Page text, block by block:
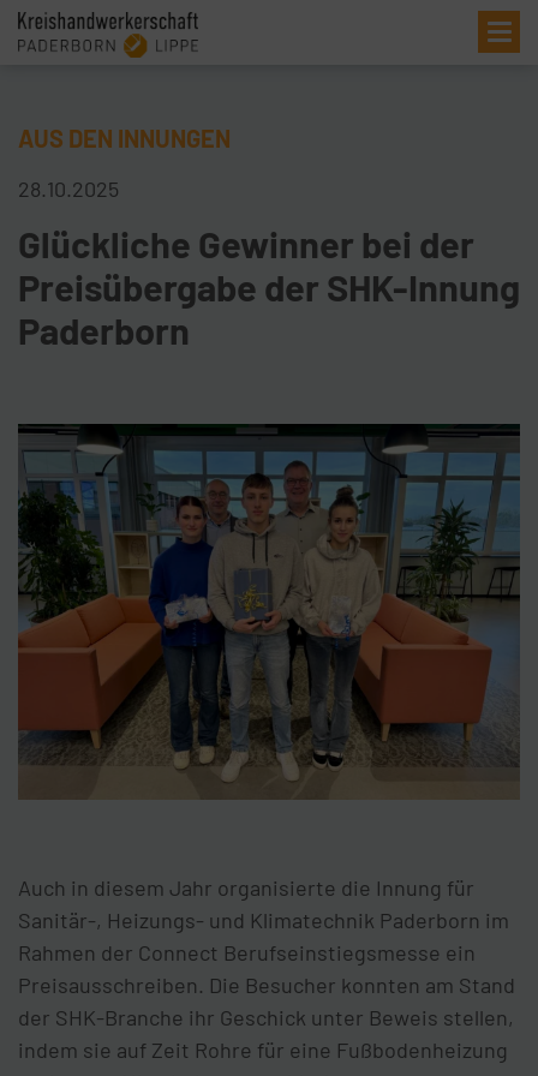
AUS DEN INNUNGEN
28.10.2025
Glückliche Gewinner bei der
Preisübergabe der SHK-Innung
Paderborn
Auch in diesem Jahr organisierte die Innung für
Sanitär-, Heizungs- und Klimatechnik Paderborn im
Rahmen der Connect Berufseinstiegsmesse ein
Preisausschreiben. Die Besucher konnten am Stand
der SHK-Branche ihr Geschick unter Beweis stellen,
indem sie auf Zeit Rohre für eine Fußbodenheizung